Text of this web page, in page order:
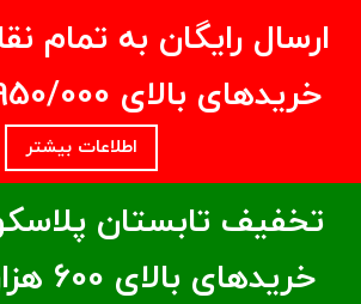
ارسال رایگان به تمام
خریدهای بالای ۵/950/000 تومان
اطلاعات بیشتر
تخفیف تابستان